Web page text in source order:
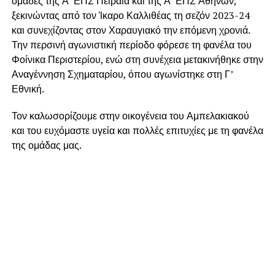
ξεκινώντας από τον Ίκαρο Καλλιθέας τη σεζόν 2023-24
και συνεχίζοντας στον Χαραυγιακό την επόμενη χρονιά.
Την περσινή αγωνιστική περίοδο φόρεσε τη φανέλα του
Φοίνικα Περιστερίου, ενώ στη συνέχεια μετακινήθηκε στην
Αναγέννηση Σχηματαρίου, όπου αγωνίστηκε στη Γ’
Εθνική.
Τον καλωσορίζουμε στην οικογένεια του Αμπελακιακού
και του ευχόμαστε υγεία και πολλές επιτυχίες με τη φανέλα
της ομάδας μας.